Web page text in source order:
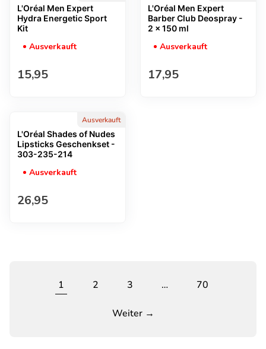
L'Oréal Men Expert
Hydra Energetic Sport
Kit
Ausverkauft
Regulärer Preis
15,95
L'Oréal Men Expert
Barber Club Deospray -
2 x 150 ml
Ausverkauft
Regulärer Preis
17,95
Ausverkauft
L'Oréal Shades of Nudes
Lipsticks Geschenkset -
303-235-214
Ausverkauft
Regulärer Preis
26,95
1 2 3 … 70
Weiter →